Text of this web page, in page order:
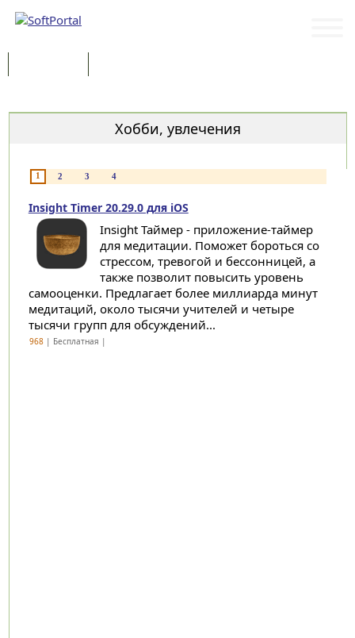
Хобби, увлечения
1 2 3 4
Insight Timer 20.29.0 для iOS
Insight Таймер - приложение-таймер
для медитации. Поможет бороться со
стрессом, тревогой и бессонницей, а
также позволит повысить уровень
самооценки. Предлагает более миллиарда минут
медитаций, около тысячи учителей и четыре
тысячи групп для обсуждений...
968| Бесплатная |